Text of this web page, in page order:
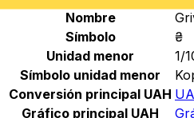
Nombre
Símbolo
₴
Unidad menor
1/
Símbolo unidad menor
Conversión principal UAH
Gráfico principal UAH